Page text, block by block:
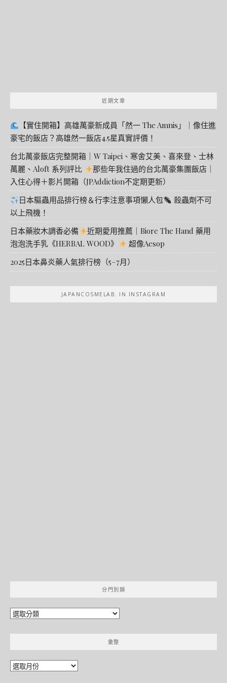
近期文章
【實住開箱】高雄萬豪新成員「然一 The Amnis」｜像住進
豪宅的飯店？高雄然一飯店4.5星真實評價！
台北萬豪飯店完整開箱｜W Taipei、寒舍艾美、喜來登、士林
萬麗、Aloft 系列評比
那些年我住過的台北萬豪集團飯店｜
入住心得＋影片開箱（JPAddiction不定期更新）
日本驅蟲用品排行榜＆行李注意事項懶人包
殺蟲劑不可
以上飛機！
日本藥妝木調香必備
近期愛用推薦｜Biore The Hand 藥用
泡泡洗手乳《HERBAL WOOD》
超像Aesop
2025日本鼻炎藥人氣排行榜（5–7月）
JAPANCOSMELAB. IN INSTAGRAM
分門別類
分
別
彙整
彙